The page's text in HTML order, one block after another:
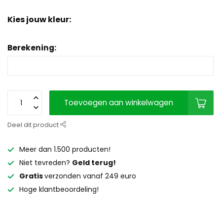
Kies jouw kleur:
Berekening:
Toevoegen aan winkelwagen
Deel dit product
Meer dan 1.500 producten!
Niet tevreden? Geld terug!
Gratisverzonden vanaf 249 euro
Hoge klantbeoordeling!